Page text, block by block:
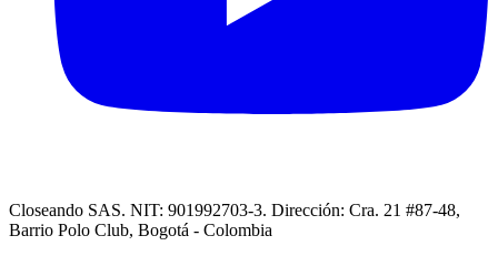
Closeando SAS. NIT: 901992703-3. Dirección: Cra. 21 #87-48,
Barrio Polo Club, Bogotá - Colombia